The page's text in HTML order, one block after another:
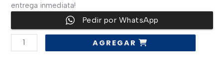
precio
original
era:
precio
actual
es:
entrega inmediata!
Pedir por WhatsApp
CARTIER
PASHA
PARFUM
AGREGAR